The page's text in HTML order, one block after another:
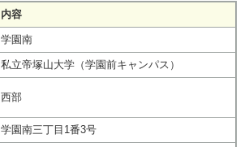
内容
学園南
私立帝塚山大学（学園前キャンパス）
西部
学園南三丁目1番3号